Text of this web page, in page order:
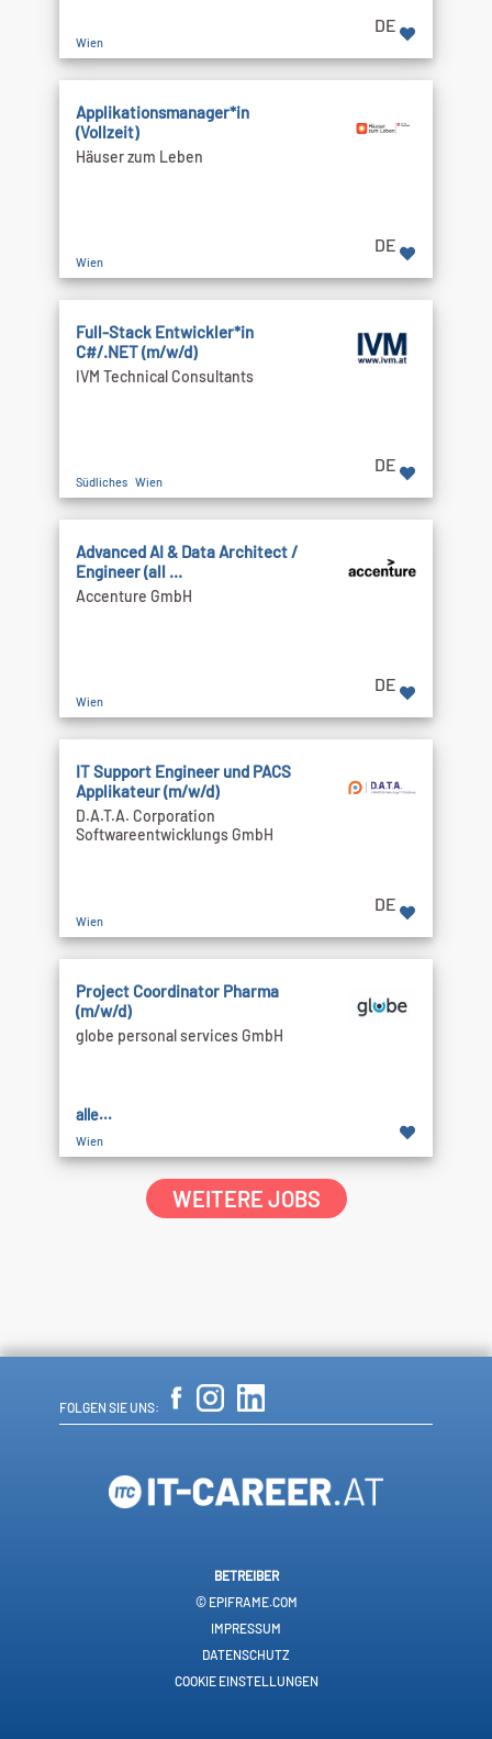
Wien
DE
Applikationsmanager*in
(Vollzeit)
Häuser zum Leben
Wien
DE
Full-Stack Entwickler*in
C#/.NET (m/w/d)
IVM Technical Consultants
Südliches Wien
DE
Advanced AI & Data Architect /
Engineer (all ...
Accenture GmbH
Wien
DE
IT Support Engineer und PACS
Applikateur (m/w/d)
D.A.T.A. Corporation
Softwareentwicklungs GmbH
Wien
DE
Project Coordinator Pharma
(m/w/d)
globe personal services GmbH
alle...
Wien
WEITERE JOBS
FOLGEN SIE UNS:
BETREIBER
© EPIFRAME.COM
IMPRESSUM
DATENSCHUTZ
COOKIE EINSTELLUNGEN